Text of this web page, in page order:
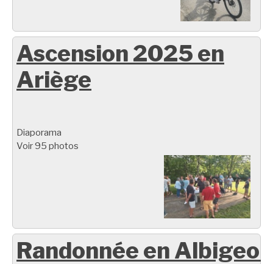
Ascension 2025 en
Ariège
Diaporama
Voir 95 photos
Randonnée en